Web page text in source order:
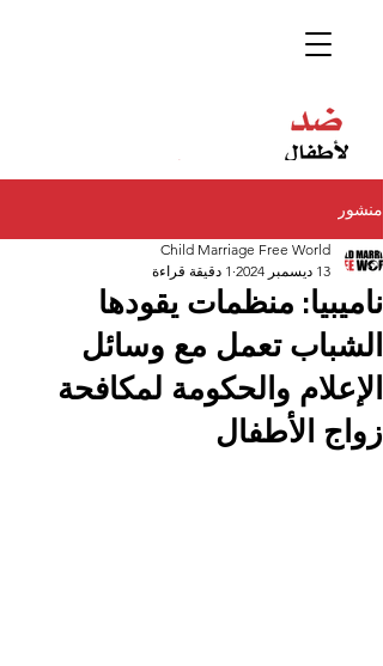
منشور
ناميبيا: منظمات يقودها
الشباب تعمل مع وسائل
الإعلام والحكومة لمكافحة
زواج الأطفال
Child Marriage Free World
13 ديسمبر 2024
1 دقيقة قراءة